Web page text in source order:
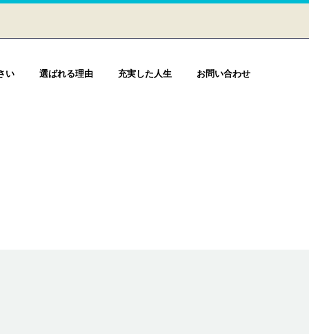
い 選ばれる理由 充実した人生 お問い合わせ